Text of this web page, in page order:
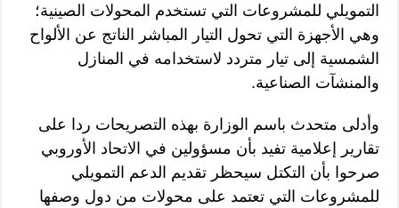
التمويلي للمشروعات التي تستخدم المحولات الصينية؛
وهي الأجهزة التي تحول التيار المباشر الناتج عن الألواح
الشمسية إلى تيار متردد لاستخدامه في المنازل
والمنشآت الصناعية.
وأدلى متحدث باسم الوزارة بهذه التصريحات ردا على
تقارير إعلامية تفيد بأن مسؤولين في الاتحاد الأوروبي
صرحوا بأن التكتل سيحظر تقديم الدعم التمويلي
للمشروعات التي تعتمد على محولات من دول وصفها